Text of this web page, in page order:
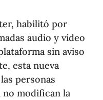
habilitó por
audio y vídeo
sin aviso
esta nueva
personas
no modifican la